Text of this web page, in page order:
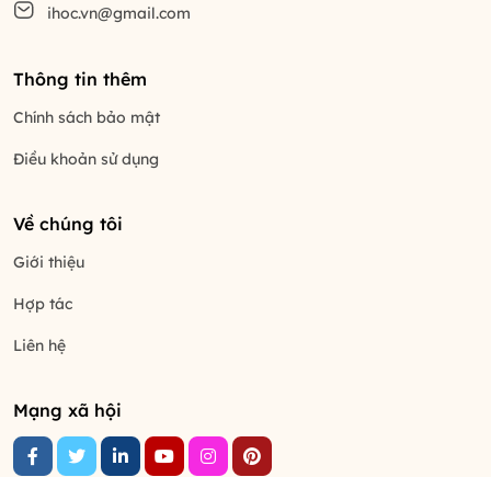
ihoc.vn@gmail.com
Thông tin thêm
Chính sách bảo mật
Điều khoản sử dụng
Về chúng tôi
Giới thiệu
Hợp tác
Liên hệ
Mạng xã hội